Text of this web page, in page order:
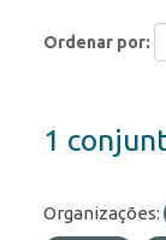
Ordenar por
1
Organizações: